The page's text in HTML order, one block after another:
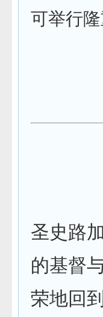
可举行
圣史路
的基督
荣地回